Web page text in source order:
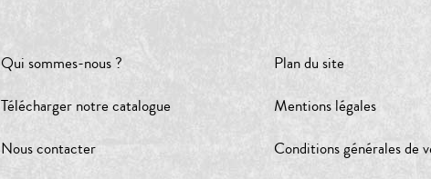
Qui sommes-nous ?
Télécharger notre catalogue
Nous contacter
Plan du site
Mentions légales
Conditions générales de